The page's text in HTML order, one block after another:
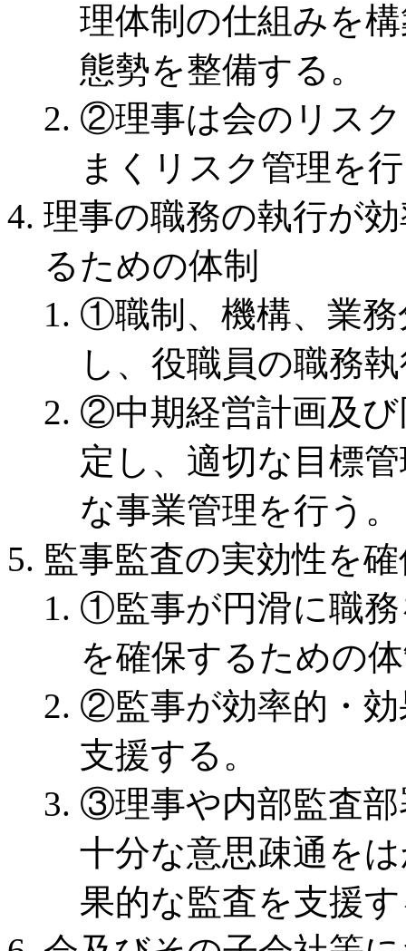
理体制の仕組みを
態勢を整備する。
②理事は会のリス
まくリスク管理を
理事の職務の執行が
るための体制
①職制、機構、業務
し、役職員の職務
②中期経営計画及び
定し、適切な目標
な事業管理を行う。
監事監査の実効性を
①監事が円滑に職務
を確保するための
②監事が効率的・
支援する。
③理事や内部監査部
十分な意思疎通を
果的な監査を支援